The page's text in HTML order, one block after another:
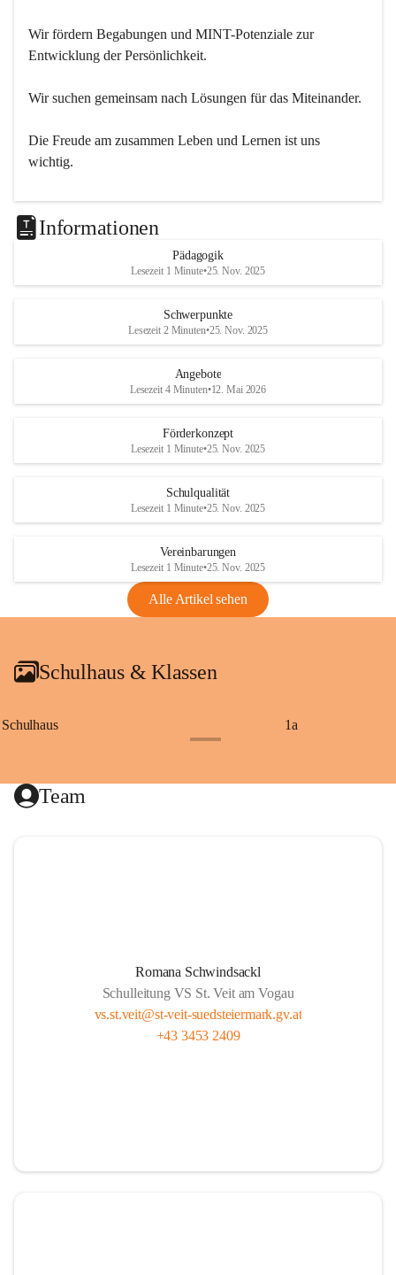
Wir fördern Begabungen und MINT-Potenziale zur
Entwicklung der Persönlichkeit.
Wir suchen gemeinsam nach Lösungen für das Miteinander.
Die Freude am zusammen Leben und Lernen ist uns
wichtig.
Informationen
Pädagogik
Lesezeit 1 Minute•25. Nov. 2025
Schwerpunkte
Lesezeit 2 Minuten•25. Nov. 2025
Angebote
Lesezeit 4 Minuten•12. Mai 2026
Förderkonzept
Lesezeit 1 Minute•25. Nov. 2025
Schulqualität
Lesezeit 1 Minute•25. Nov. 2025
Vereinbarungen
Lesezeit 1 Minute•25. Nov. 2025
Alle Artikel sehen
Schulhaus & Klassen
Schulhaus 1a
Team
Romana Schwindsackl
Schulleitung VS St. Veit am Vogau
vs.st.veit@st-veit-suedsteiermark.gv.at
+43 3453 2409